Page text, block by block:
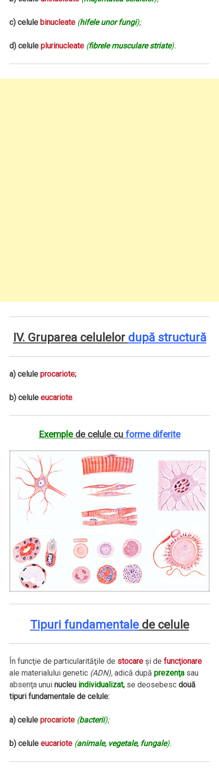
c) celule binucleate (hifele unor fungi);
d) celule plurinucleate (fibrele musculare striate).
IV. Gruparea celulelor după structură
a) celule procariote;
b) celule eucariote.
Exemplede celule cu forme diferite
Tipuri fundamentalede celule
În funcţie de particularităţile de stocare şi defuncţionare
ale materialului genetic (ADN),adică dupăprezenţa sau
absenţa unuinucleu individualizat, se deosebescdouă
tipuri fundamentale de celule:
a) celuleprocariote (bacterii);
b) celuleeucariote (animale, vegetale, fungale).